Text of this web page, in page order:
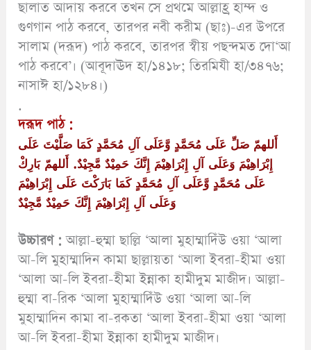
ছালাত আদায় করবে তখন সে প্রথমে আল্লাহ্র হাম্দ ও
গুণগান পাঠ করবে, তারপর নবী করীম (ছাঃ)-এর উপরে
সালাম (দরূদ) পাঠ করবে, তারপর স্বীয় পছন্দমত দো‘আ
পাঠ করবে’। (আবূদাঊদ হা/১৪১৮; তিরমিযী হা/৩৪৭৬;
নাসাঈ হা/১২৮৪।)
.
দরূদ পাঠ :
أَللهمّ صَلِّ عَلَى مُحَمَّدٍ وَّعَلَى آلِ مُحَمَّدٍ كَمَا صَلَّيْتَ عَلَى
إِبْرَاهِيْمَ وَعَلَى آلِ إِبْرَاهِيْمَ إِنَّكَ حَمِيْدٌ مَّجِيْدٌ. أَللهمّ بَارِكْ
عَلَى مُحَمَّدٍ وَّعَلَى آلِ مُحَمَّدٍ كَمَا بَارَكْتَ عَلَى إِبْرَاهِيْمَ
وَعَلَى آلِ إِبْرَاهِيْمَ إِنَّكَ حَمِيْدٌ مَّجِيْدٌ
উচ্চারণ : আল্লা-হুম্মা ছাল্লি ‘আলা মুহাম্মাদিঁউ ওয়া ‘আলা
আ-লি মুহাম্মাদিন কামা ছাল্লায়তা ‘আলা ইবরা-হীমা ওয়া
‘আলা আ-লি ইবরা-হীমা ইন্নাকা হামীদুম মাজীদ। আল্লা-
হুম্মা বা-রিক ‘আলা মুহাম্মাদিঁউ ওয়া ‘আলা আ-লি
মুহাম্মাদিন কামা বা-রকতা ‘আলা ইবরা-হীমা ওয়া ‘আলা
আ-লি ইবরা-হীমা ইন্নাকা হামীদুম মাজীদ।